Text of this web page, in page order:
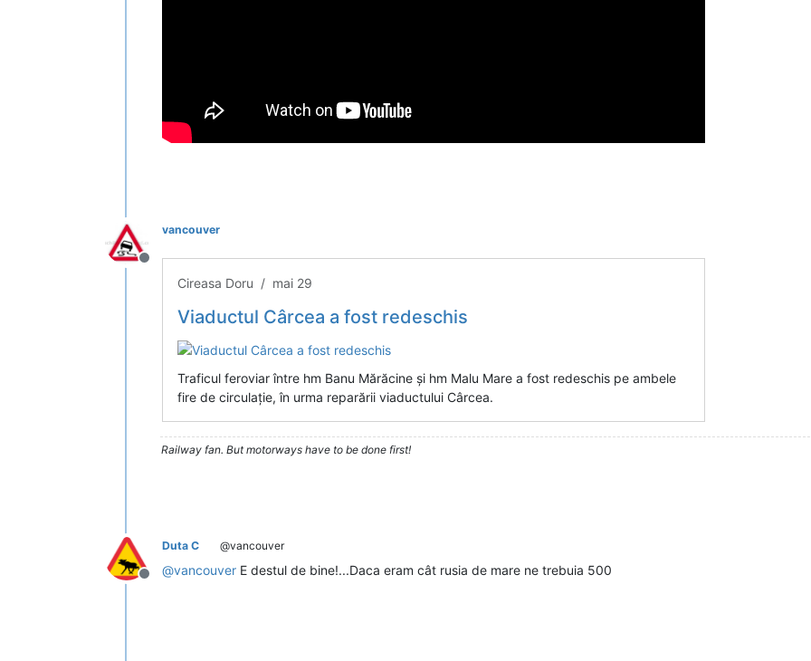
Deconectat
vancouver
Cireasa Doru / mai 29
Viaductul Cârcea a fost redeschis
Traficul feroviar între hm Banu Mărăcine și hm Malu Mare a fost redeschis pe ambele
fire de circulație, în urma reparării viaductului Cârcea.
Railway fan. But motorways have to be done first!
Deconectat
Duta C @vancouver
@vancouver E destul de bine!...Daca eram cât rusia de mare ne trebuia 500